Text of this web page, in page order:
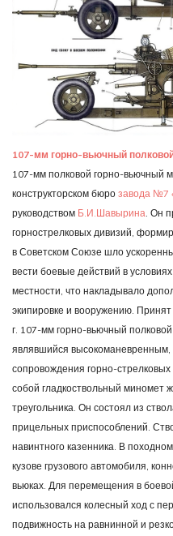
107-мм горно-вьючный
107-мм полковой горно-вьючный
конструкторском бюро завода №7
руководством Б.И.Шавырина . Он
горнострелковых дивизий,
в Советском Союзе шло
вести боевые действий в
местности, что накладывало
экипировке и вооружению.
г. 107-мм горно-вьючный
являвшийся
сопровождения горно-
собой гладкоствольный миномет
треугольника. Он состоял из
прицельных приспособлений.
навинтного казенника. В
кузове грузового автомобиля,
вьюках. Для перемещения в
использовался колесный ход с
подвижность на равнинной и